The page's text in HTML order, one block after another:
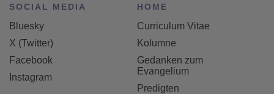
SOCIAL MEDIA
Bluesky
X (Twitter)
Facebook
Instagram
HOME
Curriculum Vitae
Kolumne
Gedanken zum
Evangelium
Predigten